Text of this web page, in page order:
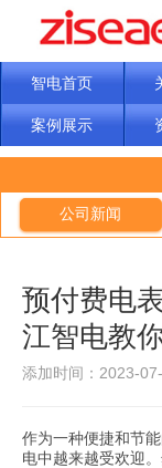
智电首页
案例展示
公司新闻
预付费电
江智电教
添加时间：2023-
作为一种便捷和节
电中越来越受欢迎